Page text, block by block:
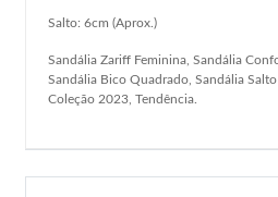
Salto: 6cm (Aprox.)
Sandália Zariff Feminina, Sandália
Sandália Bico Quadrado, Sandália
Coleção 2023, Tendência.